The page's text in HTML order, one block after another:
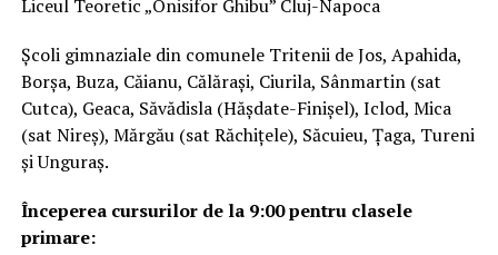
Liceul Teoretic „Onisifor Ghibu” Cluj-Napoca
Școli gimnaziale din comunele Tritenii de Jos, Apahida,
Borșa, Buza, Căianu, Călărași, Ciurila, Sânmartin (sat
Cutca), Geaca, Săvădisla (Hășdate-Finișel), Iclod, Mica
(sat Nireș), Mărgău (sat Răchițele), Săcuieu, Țaga, Tureni
și Unguraș.
Începerea cursurilor de la 9:00 pentru clasele
primare: